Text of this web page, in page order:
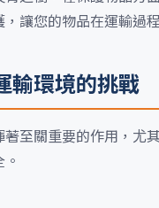
讓您的物品在運輸過
輸環境的挑戰
至關重要的作用，尤